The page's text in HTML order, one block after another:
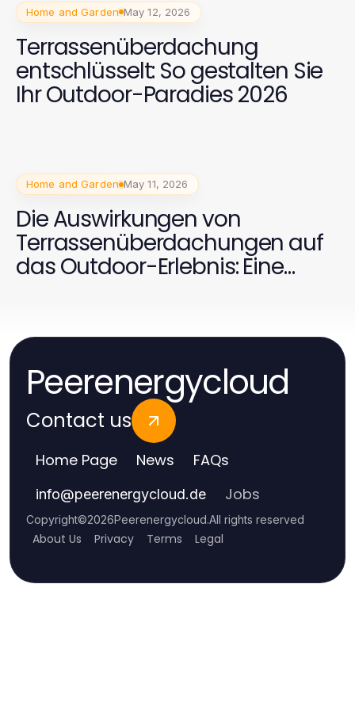
Home and Garden May 12, 2026
Terrassenüberdachung
entschlüsselt: So gestalten Sie
Ihr Outdoor-Paradies 2026
Home and Garden May 11, 2026
Die Auswirkungen von
Terrassenüberdachungen auf
das Outdoor-Erlebnis: Eine
Peerenergycloud
Contact us
Home Page News FAQs
info@peerenergycloud.de Jobs
Copyright©2026Peerenergycloud.All rights reserved
About Us Privacy Terms Legal